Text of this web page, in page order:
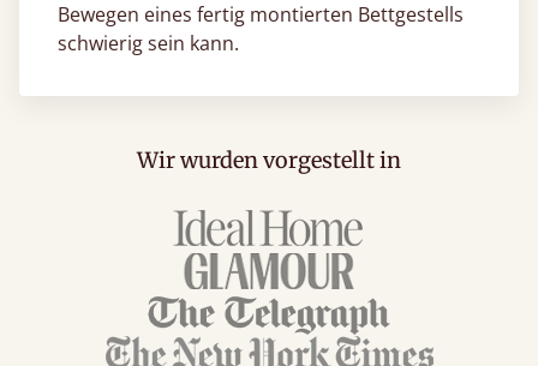
Bewegen eines fertig montierten Bettgestells
schwierig sein kann.
Wir wurden vorgestellt in